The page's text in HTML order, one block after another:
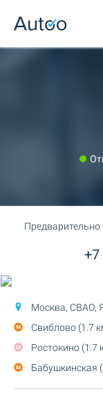
Предварительно
+7
Москва, СВАО,
Свиблово (1.7
Ростокино (1.7
Бабушкинская